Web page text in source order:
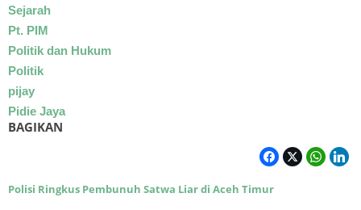
Sejarah
Pt. PIM
Politik dan Hukum
Politik
pijay
Pidie Jaya
BAGIKAN
Polisi Ringkus Pembunuh Satwa Liar di Aceh Timur